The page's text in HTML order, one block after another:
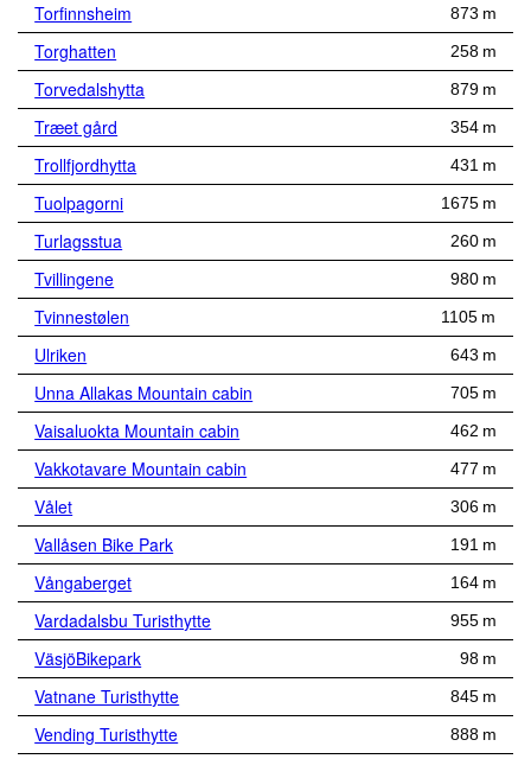
Torfinnsheim 873 m
Torghatten 258 m
Torvedalshytta 879 m
Træet gård 354 m
Trollfjordhytta 431 m
Tuolpagorni 1675 m
Turlagsstua 260 m
Tvillingene 980 m
Tvinnestølen 1105 m
Ulriken 643 m
Unna Allakas Mountain cabin 705 m
Vaisaluokta Mountain cabin 462 m
Vakkotavare Mountain cabin 477 m
Vålet 306 m
Vallåsen Bike Park 191 m
Vångaberget 164 m
Vardadalsbu Turisthytte 955 m
VäsjöBikepark 98 m
Vatnane Turisthytte 845 m
Vending Turisthytte 888 m